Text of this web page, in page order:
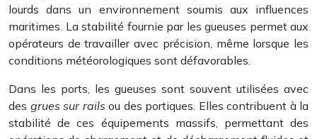
lourds dans un environnement soumis aux influences
maritimes. La stabilité fournie par les gueuses permet aux
opérateurs de travailler avec précision, même lorsque les
conditions météorologiques sont défavorables.
Dans les ports, les gueuses sont souvent utilisées avec
des grues sur rails ou des portiques. Elles contribuent à la
stabilité de ces équipements massifs, permettant des